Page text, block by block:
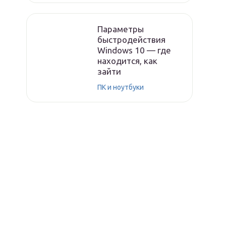
Параметры
быстродействия
Windows 10 — где
находится, как
зайти
ПК и ноутбуки